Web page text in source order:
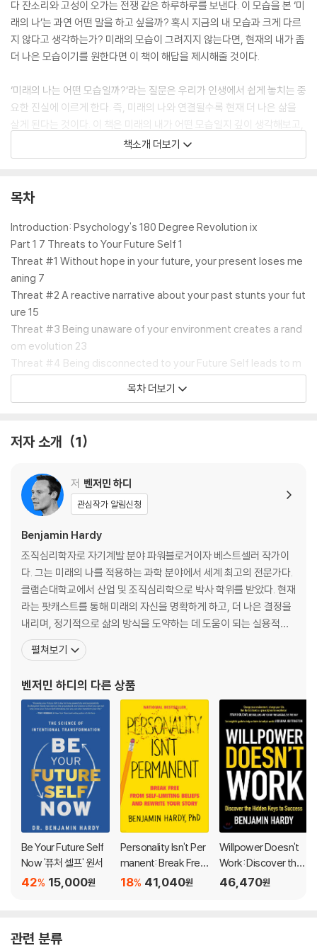
다 잔소리와 고성이 오가는 전쟁 같은 하루하루를 보낸다. 이 모습을 본 ‘미
래의 나’는 과연 어떤 말을 하고 싶을까? 혹시 지금의 내 모습과 크게 다르
지 않다고 생각하는가? 미래의 모습이 그려지지 않는다면, 현재의 내가 좀
더 나은 모습이기를 원한다면 이 책이 해답을 제시해줄 것이다.
‘미래의 나는 어떤 모습일까?’라는 질문은 우리가 인생에서 쉽게 놓치는 중
요한 진실에 이르게 한다. 즉, 미래의 나와 연결될수록 현재 더 나은 삶을
살게 된다는 것이다. 이 책은 미래의 내가 어떤 모습일지 깊이 생각해보고,
지금 그 사람이 되는 방법을 구체적으로 알려주는 인생 지침서이다. 상상
한 미래 자아는 현실에서 원동력이 되어 목표와 우선순위가 달라지고, 이
하거나 의지가 약해질 때마다, 혹은 작은 성취를 맛본 후 다음 목표를 정해
이 책의 저자인 벤저민 하디는 저명한 조직심리학자로, ‘미래의 나’를 적용
하는 과학 분야에서 세계 최고의 전문가다. ‘미래의 나’와 관련된 연구가 점
점 많아지고 있는 가운데, 그는 이 주제를 완벽하게 다룬 책을 발표했다. 그
의 오랜 연구 결과와 집약된 이론을 국내에서 책으로 만날 수 있게 된 것이
다. 그는 팟캐스트와 유튜브, 웹사이트, 기업 강연을 통해서도 ‘미래의 자
신’을 명확하게 하고, 목표한 방향으로 이끄는 실용적인 전략을 공유하며
많은 사람의 성장과 발전을 돕고 있다.
이 책은 크게 세 파트로 구성되어 있다. 파트1은 ‘미래의 나’를 위협하는 요
인 7가지를, 파트2는 ‘미래의 나’에 대한 진실 7가지를, 파트3은 ‘미래의
제공하고 있다. 또한 각 장의 핵심 내용은 일러스트를 통해 기억에 선명하
준다. 특히 ‘미래의 나’와 연결하는 것이 중요하다는 점을 유명인들의 일화
를 통해 소개해 재미를 더하고, 쉽게 이해할 수 있도록 설명한다. 이 책은
단순히 ‘미래의 나’를 생각에서 그치지 않고 행동하게 만드는 구체적인 방
법을 제시한다는 점에서 당신의 삶을 변화시키는 데 최고의 안내자 역할을
할 것이다.
This isn’t a book about BECOMING it’s about BEING: noted
psychologist Dr. Benjamin Hardy shows how to imagine th
e person you want to be, then BE that person now. When y
ou do this, your imagined FUTURE directs your behavior, r
ather than your past.
Who is your Future-Self?
That question may seem trite. But it’s literally the answer to all
of your life’s questions. It’s the answer to what you’re going to
do today. It’s the answer to how motivated you are, and how y
ou feel about yourself. It’s the answer to whether you’ll distrac
t yourself on social media for hours, whether you’ll eat junk fo
od, and what time you get up in the morning.
t is up to you to develop the ability to imagine better and mor
e expansive visions of your Future-Self.
gine a different and better Future-Self than you currently can.
책소개 더보기
목차
Introduction: Psychology's 180 Degree Revolution ix
Part 1 7 Threats to Your Future Self 1
Threat #1 Without hope in your future, your present loses me
aning 7
Threat #2 A reactive narrative about your past stunts your fut
ure 15
Threat #3 Being unaware of your environment creates a rand
om evolution 23
Threat #4 Being disconnected to your Future Self leads to m
yopic decisions 31
Threat #5 Urgent battles and small goals keep you stuck 37
Conclusion: Future Self threats 59
Truth #1 Your future drives your present 69
Truth #2 Your Future Self is different than you expect 77
Truth #3 Your Future Self is the Pied Piper 85
Truth #4 The more vivid and detailed your Future Self, the fas
ter you'll progress 95
Truth #5 Failing as your Future Self is better than succeeding
as your current self 101
Truth #6 Success is achieved by being true to your Future Sel
f, nothing else 109
Conclusion: Future Self truths 123
Step #1 Clarify your contextual purpose 129
Step #2 Eliminate lesser goals 141
Step #3 Elevate from needing to wanting to knowing 149
Step #4 Ask for exactly what you want 157
Step #5 Automate and systemize your Future Self 163
Step #6 Schedule your Future Self 169
Step #7 Aggressively complete imperfect work 175
Conclusion: Future Self steps 183
Conclusion: Be Your Future Self Now 185
Index 203
Acknowledgments 211
About the Author 213
목차 더보기
저자 소개 1
저 벤저민 하디
관심작가 알림신청
Benjamin Hardy
조직심리학자로 자기계발 분야 파워블로거이자 베스트셀러 작가이
다. 그는 미래의 나를 적용하는 과학 분야에서 세계 최고의 전문가다.
클램슨대학교에서 산업 및 조직심리학으로 박사 학위를 받았다. 현재
라는 팟캐스트를 통해 미래의 자신을 명확하게 하고, 더 나은 결정을
내리며, 정기적으로 삶의 방식을 도약하는 데 도움이 되는 실용적인
전략을 공유하고 있다. 그의 블로그는 2015~2018년 동안 글쓰기 플
랫폼인 ‘미디엄’에서 1위에 오르고, 1억 명이 넘는 사람들이 읽었으며,
브스〉, 〈허핑턴 포스트〉, 〈옵
펼쳐보기
벤저민 하디 의 다른 상품
Be Your Future Self
Now '퓨처 셀프' 원서
15,000원
42%
Personality Isn't Per
manent: Break Free
from Self-Limiting B
41,040원
18%
Willpower Doesn't
Work: Discover the
Hidden Keys to Suc
46,470원
관련 분류